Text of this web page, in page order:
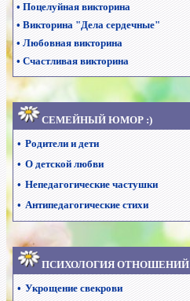
• Поцелуйная викторина
• Викторина "Дела сердечные"
• Любовная викторина
• Счастливая викторина
СЕМЕЙНЫЙ ЮМОР :)
• Родители и дети
• О детской любви
• Непедагогические частушки
• Антипедагогические стихи
ПСИХОЛОГИЯ ОТНОШЕНИЙ
• Укрощение свекрови